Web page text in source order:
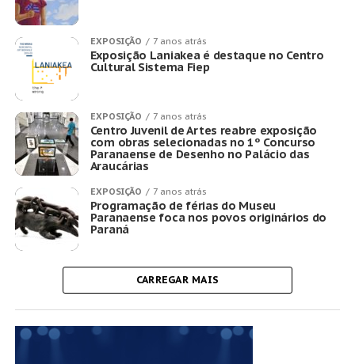
EXPOSIÇÃO 7 anos atrás
Exposição Laniakea é destaque no Centro
Cultural Sistema Fiep
EXPOSIÇÃO 7 anos atrás
Centro Juvenil de Artes reabre exposição
com obras selecionadas no 1º Concurso
Paranaense de Desenho no Palácio das
Araucárias
EXPOSIÇÃO 7 anos atrás
Programação de férias do Museu
Paranaense foca nos povos originários do
Paraná
CARREGAR MAIS